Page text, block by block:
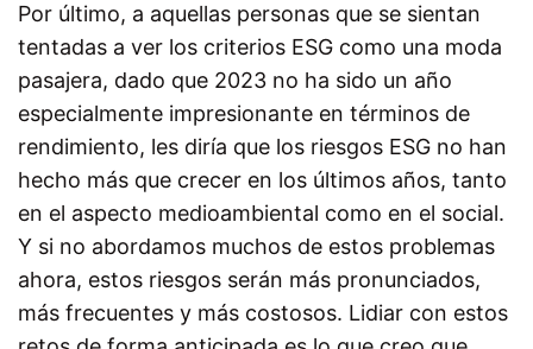
Por último, a aquellas personas que se sientan
tentadas a ver los criterios ESG como una moda
pasajera, dado que 2023 no ha sido un año
especialmente impresionante en términos de
rendimiento, les diría que los riesgos ESG no han
hecho más que crecer en los últimos años, tanto
en el aspecto medioambiental como en el social.
Y si no abordamos muchos de estos problemas
ahora, estos riesgos serán más pronunciados,
más frecuentes y más costosos. Lidiar con estos